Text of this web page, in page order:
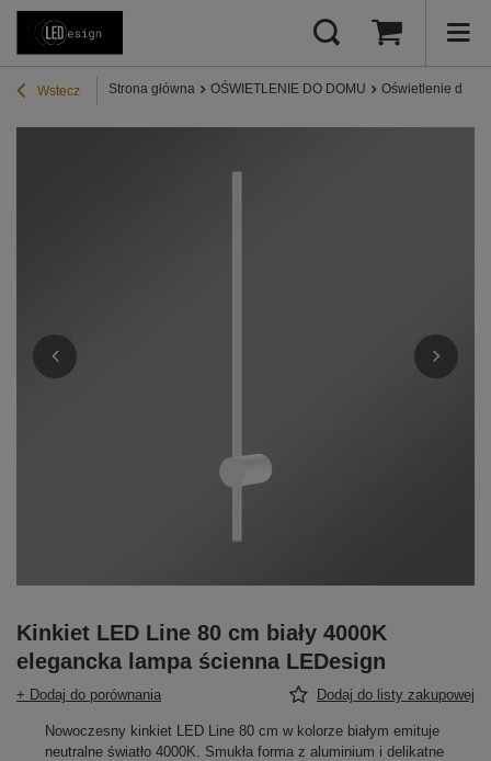
Wstecz Strona główna OŚWIETLENIE DO DOMU Oświetlenie do
Kinkiet LED Line 80 cm biały 4000K
elegancka lampa ścienna LEDesign
+ Dodaj do porównania Dodaj do listy zakupowej
Nowoczesny kinkiet LED Line 80 cm w kolorze białym emituje
neutralne światło 4000K. Smukła forma z aluminium i delikatne